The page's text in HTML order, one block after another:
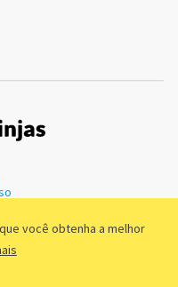
você obtenha a melhor
0001-89 - Rua Dr.